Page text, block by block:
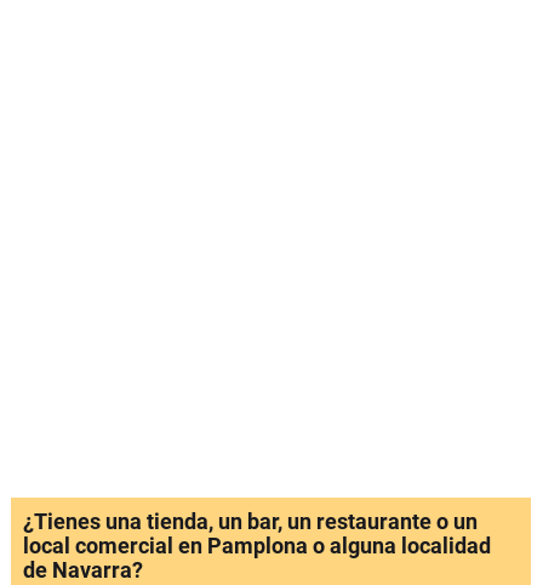
¿Tienes una tienda, un bar, un restaurante o un
local comercial en Pamplona o alguna localidad
de Navarra?